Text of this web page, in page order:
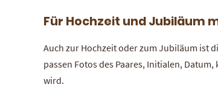
Für Hochzeit und Jubiläum
Auch zur Hochzeit oder zum Jubiläum ist
passen Fotos des Paares, Initialen,
wird.